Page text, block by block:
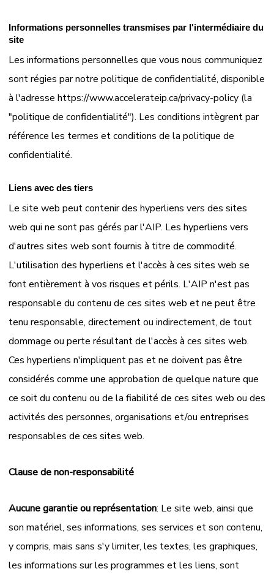
Informations personnelles transmises par l'intermédiaire du
site
Les informations personnelles que vous nous communiquez
sont régies par notre politique de confidentialité, disponible
à l'adresse https://www.accelerateip.ca/privacy-policy (la
"politique de confidentialité"). Les conditions intègrent par
référence les termes et conditions de la politique de
confidentialité.
Liens avec des tiers
Le site web peut contenir des hyperliens vers des sites
web qui ne sont pas gérés par l'AIP. Les hyperliens vers
d'autres sites web sont fournis à titre de commodité.
L'utilisation des hyperliens et l'accès à ces sites web se
font entièrement à vos risques et périls. L'AIP n'est pas
responsable du contenu de ces sites web et ne peut être
tenu responsable, directement ou indirectement, de tout
dommage ou perte résultant de l'accès à ces sites web.
Ces hyperliens n'impliquent pas et ne doivent pas être
considérés comme une approbation de quelque nature que
ce soit du contenu ou de la fiabilité de ces sites web ou des
activités des personnes, organisations et/ou entreprises
responsables de ces sites web.
Clause de non-responsabilité
Aucune garantie ou représentation: Le site web, ainsi que
son matériel, ses informations, ses services et son contenu,
y compris, mais sans s'y limiter, les textes, les graphiques,
les informations sur les programmes et les liens, sont